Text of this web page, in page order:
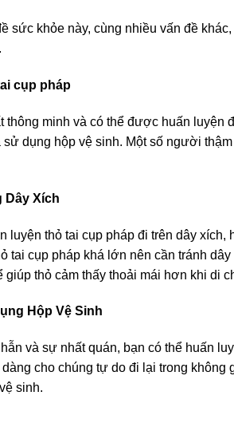
sức khỏe này, cùng nhiều vấn đề
cụp pháp
thông minh và có thể được huấn
dụng hộp vệ sinh. Một số người
Dây Xích
luyện thỏ tai cụp pháp đi trên dây
tai cụp pháp khá lớn nên cần tránh
giúp thỏ cảm thấy thoải mái hơn khi di
Hộp Vệ Sinh
và sự nhất quán, bạn có thể huấn
cho chúng tự do đi lại trong
sinh.